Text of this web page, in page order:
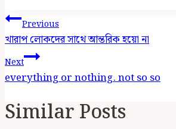
Post
Navigation
Previous
খারাপ লোকদের সাথে আন্তরিক হয়ো না
Next
everything or nothing. not so so
Similar Posts